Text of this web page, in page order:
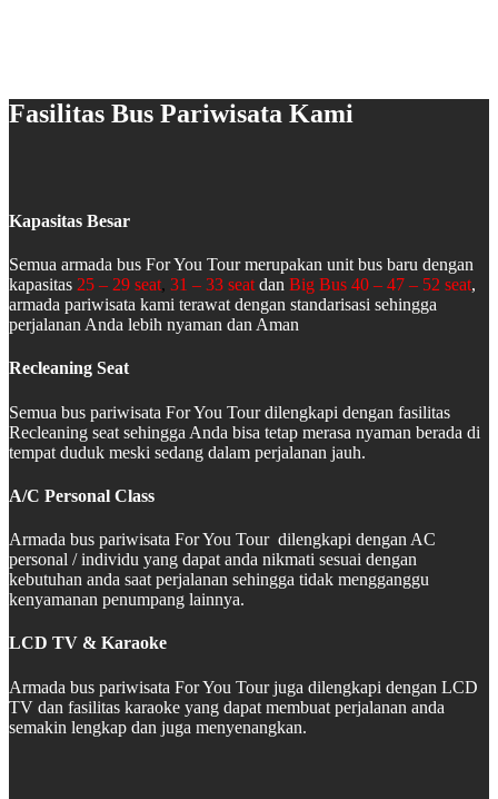
Fasilitas Bus Pariwisata Kami
Kapasitas Besar
Semua armada bus For You Tour merupakan unit bus baru dengan
kapasitas 25 – 29 seat, 31 – 33 seat dan Big Bus 40 – 47 – 52 seat,
armada pariwisata kami terawat dengan standarisasi sehingga
perjalanan Anda lebih nyaman dan Aman
Recleaning Seat
Semua bus pariwisata For You Tour dilengkapi dengan fasilitas
Recleaning seat sehingga Anda bisa tetap merasa nyaman berada di
tempat duduk meski sedang dalam perjalanan jauh.
A/C Personal Class
Armada bus pariwisata For You Tour dilengkapi dengan AC
personal / individu yang dapat anda nikmati sesuai dengan
kebutuhan anda saat perjalanan sehingga tidak mengganggu
kenyamanan penumpang lainnya.
LCD TV & Karaoke
Armada bus pariwisata For You Tour juga dilengkapi dengan LCD
TV dan fasilitas karaoke yang dapat membuat perjalanan anda
semakin lengkap dan juga menyenangkan.